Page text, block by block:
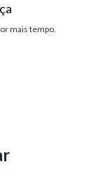
mais tempo.